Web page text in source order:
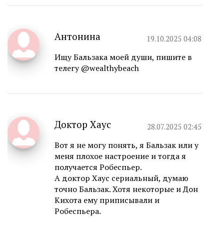
Антонина 19.10.2025 04:08
Ищу Бальзака моей души, пишите в
телегу @wealthybeach
Доктор Хаус 28.07.2025 02:45
Вот я не могу понять, я Бальзак или у
меня плохое настроение и тогда я
получается Робеспьер.
А доктор Хаус сериальный, думаю
точно Бальзак. Хотя некоторые и Дон
Кихота ему приписывали и
Робеспьера.